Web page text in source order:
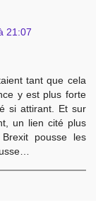
21:07
tant que cela
y est plus forte
si attirant. Et sur
un lien cité plus
pousse les